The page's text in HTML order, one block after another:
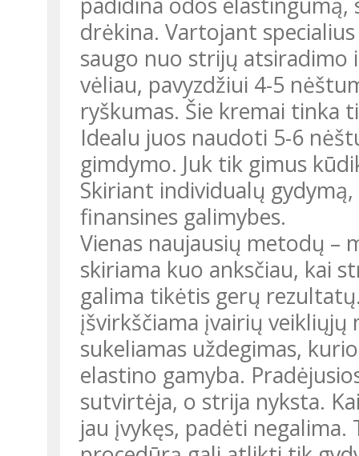
drėkina. Vartojant
saugo nuo strijų atsiradimo
vėliau, pavyzdžiui 4-5
ryškumas. Šie kremai tinka
Idealu juos naudoti 5-6
gimdymo. Juk tik gimus
Skiriant individualų
finansines galimybes.
Vienas naujausių metodų –
skiriama kuo anksčiau, kai
galima tikėtis gerų
įšvirkščiama įvairių
sukeliamas uždegimas,
elastino gamyba.
sutvirtėja, o strija nyksta.
jau įvykęs, padėti